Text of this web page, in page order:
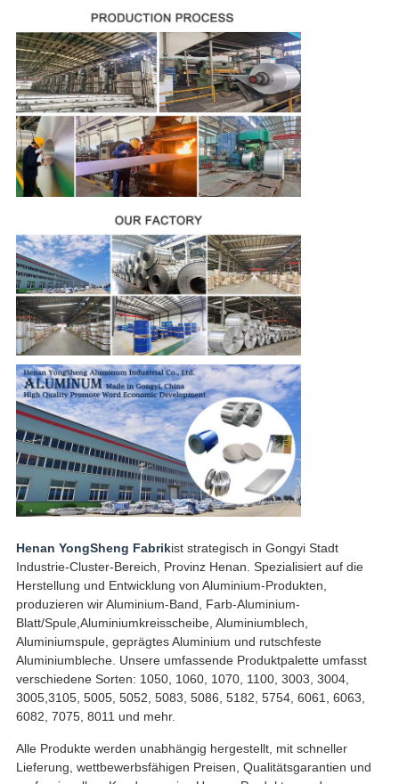
Henan YongSheng Fabrikist strategisch in Gongyi Stadt
Industrie-Cluster-Bereich, Provinz Henan. Spezialisiert auf die
Herstellung und Entwicklung von Aluminium-Produkten,
produzieren wir Aluminium-Band, Farb-Aluminium-
Blatt/Spule,Aluminiumkreisscheibe, Aluminiumblech,
Aluminiumspule, geprägtes Aluminium und rutschfeste
Aluminiumbleche. Unsere umfassende Produktpalette umfasst
verschiedene Sorten: 1050, 1060, 1070, 1100, 3003, 3004,
3005,3105, 5005, 5052, 5083, 5086, 5182, 5754, 6061, 6063,
6082, 7075, 8011 und mehr.
Alle Produkte werden unabhängig hergestellt, mit schneller
Lieferung, wettbewerbsfähigen Preisen, Qualitätsgarantien und